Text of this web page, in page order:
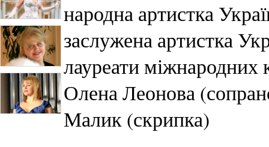
народна артистка
заслужена артистка
лауреати міжнародних
Олена Леонова
Малик (скрипка)